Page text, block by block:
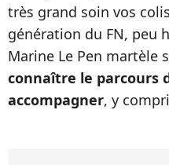
très grand soin vos
génération du FN, peu
Marine Le Pen martèle
connaître le parcours
accompagner, y